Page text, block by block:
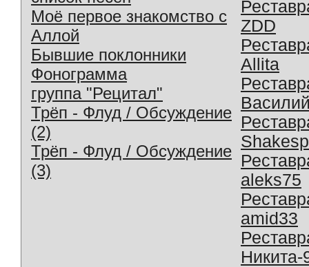
Моё первое знакомство с
Аллой
Бывшие поклонники
Фонограмма
группа "Рецитал"
Трёп - Флуд / Обсуждение
(2)
Трёп - Флуд / Обсуждение
(3)
ZDD
Allita
aleks75
amid33
Никита-